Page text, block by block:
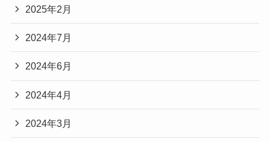
2025年2月
2024年7月
2024年6月
2024年4月
2024年3月